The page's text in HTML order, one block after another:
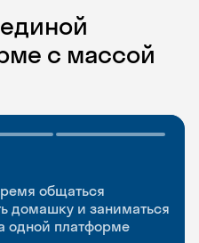
с массой
общаться
домашку и заниматься
одной платформе
новые слова где
практики
с преподавателями